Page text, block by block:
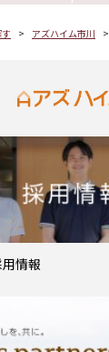
アズハイム市川
情報